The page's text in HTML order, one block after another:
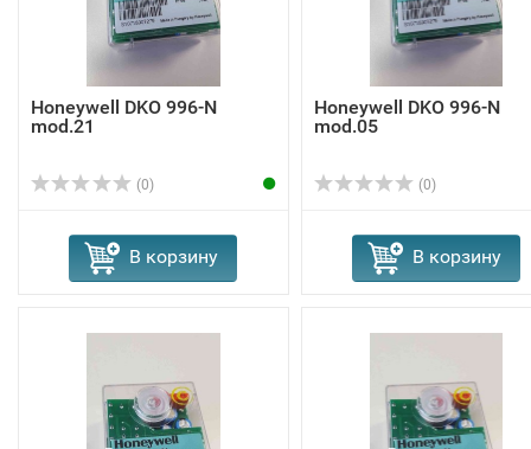
Honeywell DKO 996-N
mod.21
(0)
В корзину
Honeywell DKO 996-N
mod.05
(0)
В корзину